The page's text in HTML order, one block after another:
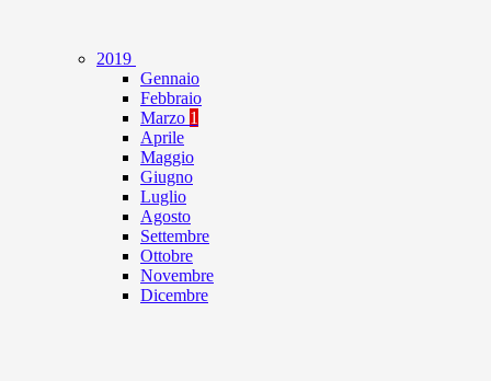
2019
Gennaio
Febbraio
Marzo 1
Aprile
Maggio
Giugno
Luglio
Agosto
Settembre
Ottobre
Novembre
Dicembre